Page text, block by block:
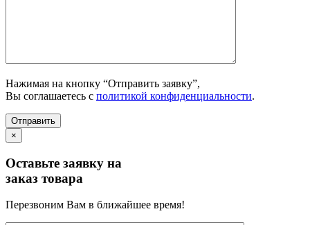
Нажимая на кнопку “Отправить заявку”,
Вы соглашаетесь с политикой конфиденциальности.
×
Оставьте заявку на
заказ товара
Перезвоним Вам в ближайшее время!